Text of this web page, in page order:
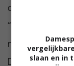
op te nemen
“Ze is echt de
mensen
Dat is niet zo.
slaan en in